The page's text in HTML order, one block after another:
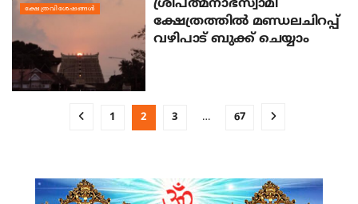
ക്ഷേത്രവിശേഷങ്ങള്‍
ശ്രീപത്മനാഭസ്വാമി
ക്ഷേത്രത്തില്‍ മണ്ഡലചിറപ്പ്
വഴിപാട് ബുക്ക് ചെയ്യാം
1 2 3 … 67